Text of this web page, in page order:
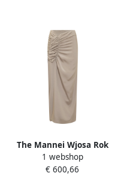
The Mannei Wjosa Rok
Stijlvol en Trendy Beige
Dames
1 webshop
€ 600,66